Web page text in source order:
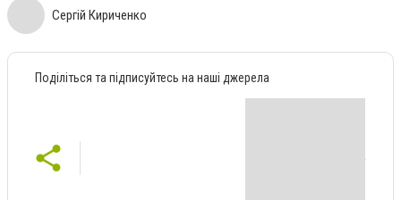
Сергій Кириченко
Поділіться та підписуйтесь на наші джерела